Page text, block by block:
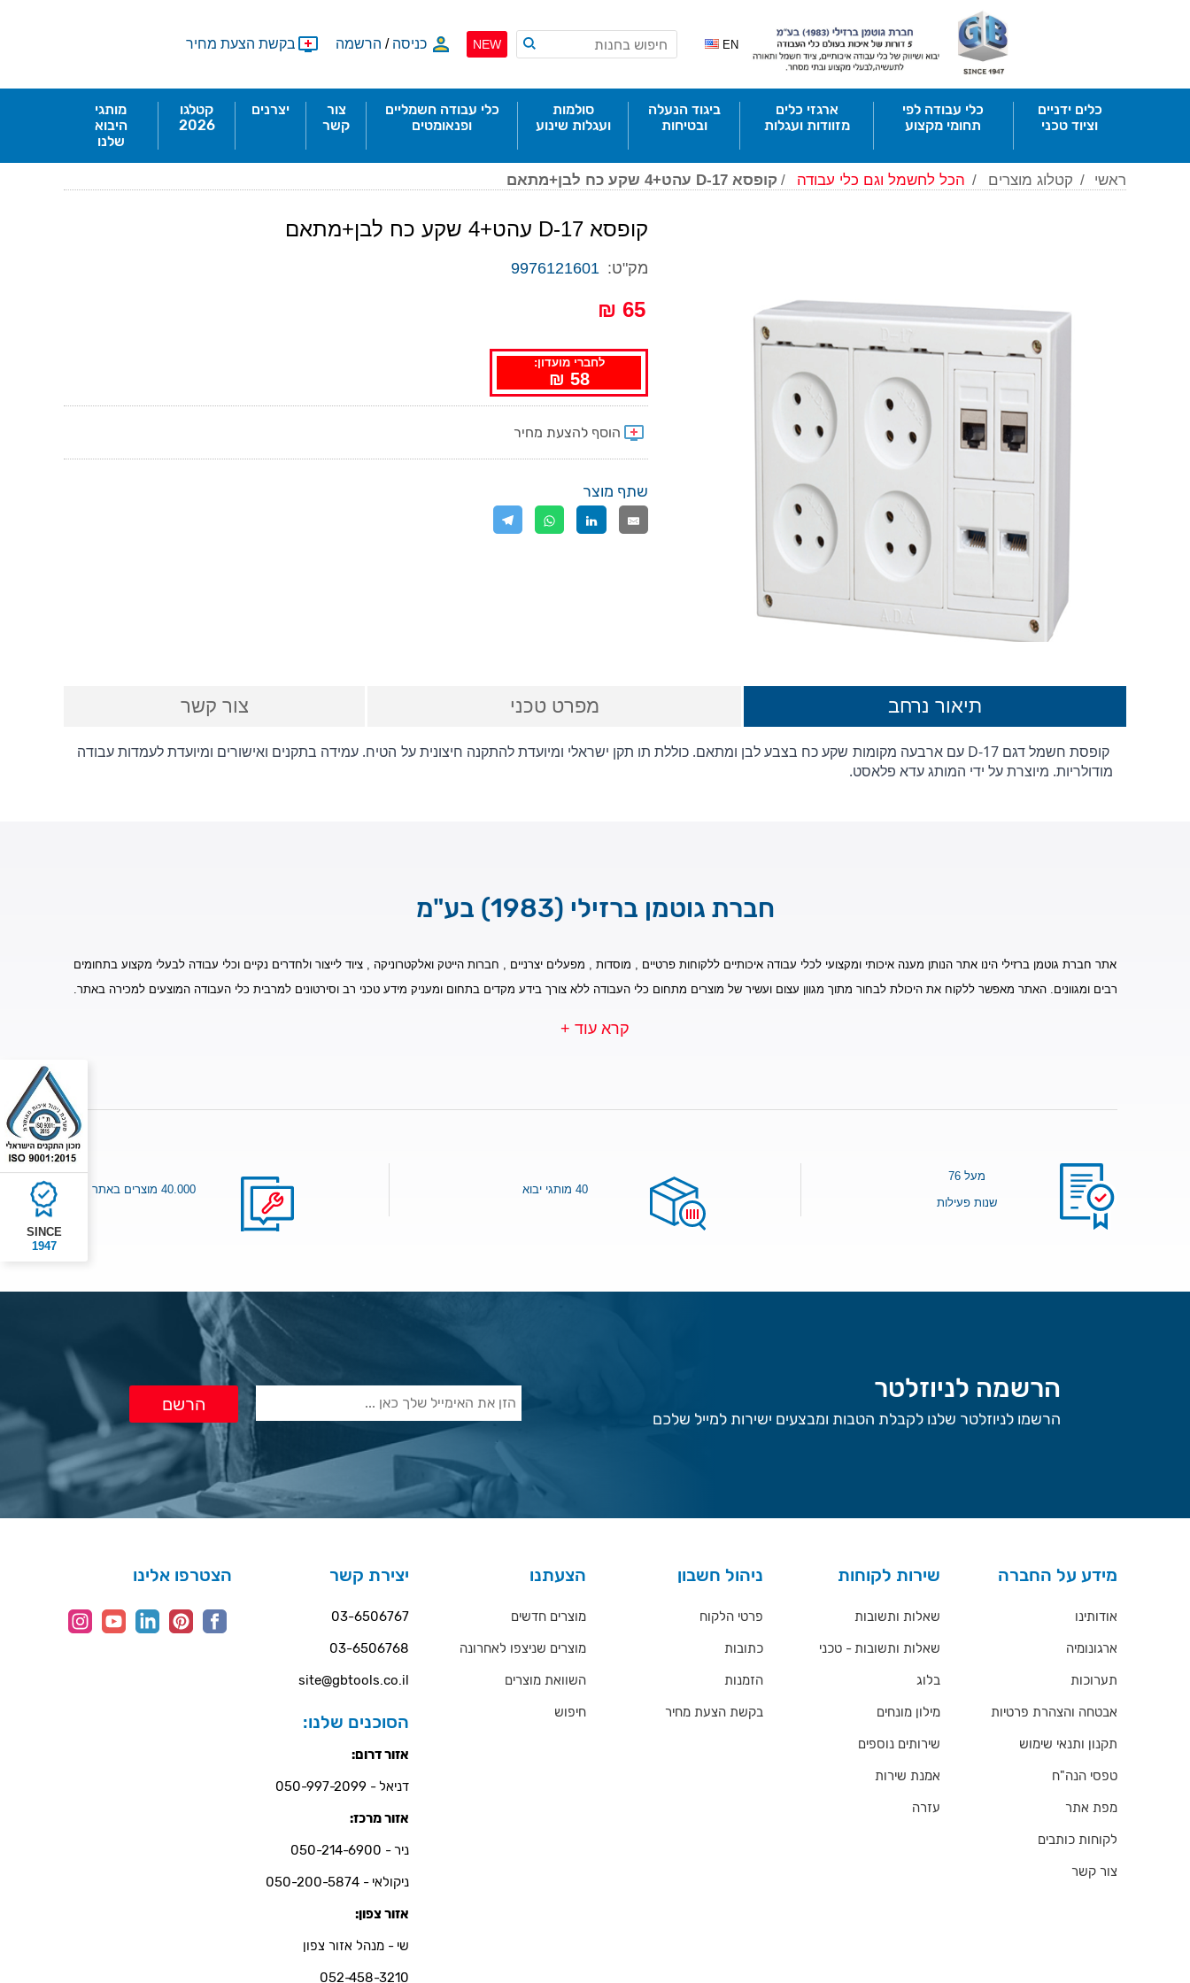
EN
NEW כניסה / הרשמה בקשת הצעת מחיר
כלים ידניים
וציוד טכני
כלי עבודה לפי
תחומי מקצוע
ארגזי כלים
מזוודות ועגלות
ביגוד הנעלה
ובטיחות
סולמות
ועגלות שינוע
כלי עבודה חשמליים
ופנאומטים
צור
קשר
יצרנים
קטלגו
2026
מותגי
היבוא
שלנו
ראשי / קטלוג מוצרים / הכל לחשמל וגם כלי עבודה / קופסא D-17 עהט+4 שקע כח לבן+מתאם
קופסא D-17 עהט+4 שקע כח לבן+מתאם
מק"ט: 9976121601
65 ₪
לחברי מועדון:
58 ₪
שתף מוצר
תיאור נרחב מפרט טכני צור קשר
מודולריות. מיוצרת על ידי המותג עדא פלאסט.
SINCE
1947
חברת גוטמן ברזילי (1983) בע"מ
אתר חברת גוטמן ברזילי הינו אתר הנותן מענה איכותי ומקצועי לכלי עבודה איכותיים ללקוחות פרטיים , מוסדות , מפעלים יצרניים , חברות הייטק ואלקטרוניקה , ציוד לייצור ולחדרים נקיים וכלי עבודה לבעלי מקצוע בתחומים
רבים ומגוונים. האתר מאפשר ללקוח את היכולת לבחור מתוך מגוון עצום ועשיר של מוצרים מתחום כלי העבודה ללא צורך בידע מקדים בתחום ומעניק מידע טכני רב וסירטונים למרבית כלי העבודה המוצעים למכירה באתר.
קרא עוד +
מעל 76
שנות פעילות
40 מותגי יבוא 40.000 מוצרים באתר
הרשמה לניוזלטר
הרשמו לניוזלטר שלנו לקבלת הטבות ומבצעים ישירות למייל שלכם
מידע על החברה
אודותינו
ארגונומיה
תערוכות
אבטחה והצהרת פרטיות
תקנון ותנאי שימוש
טפסי הנה"ח
מפת אתר
לקוחות כותבים
צור קשר
שירות לקוחות
שאלות ותשובות
שאלות ותשובות - טכני
בלוג
מילון מונחים
שירותים נוספים
אמנת שירות
עזרה
ניהול חשבון
פרטי הלקוח
כתובות
הזמנות
בקשת הצעת מחיר
הצעתנו
מוצרים חדשים
מוצרים שניצפו לאחרונה
השוואת מוצרים
חיפוש
יצירת קשר
03-6506767
03-6506768
site@gbtools.co.il
הסוכנים שלנו:
אזור דרום:
דניאל - 050-997-2099
אזור מרכז:
ניר - 050-214-6900
ניקולאי - 050-200-5874
אזור צפון:
שי - מנהל אזור צפון
052-458-3210
הצטרפו אלינו